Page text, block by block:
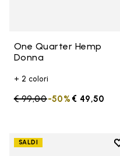
One Quarter Hemp
Donna
+ 2 colori
Price reduced from
€ 99,00to € 49,50
-50%
SALDI